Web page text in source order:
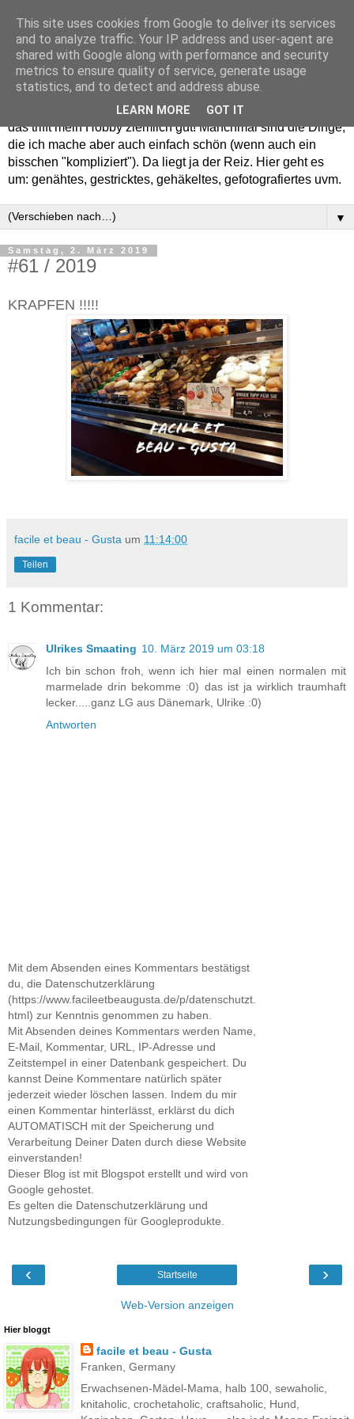
Willkommen in meinem "Wohnzimmer". Einfach und schön -
das trifft mein Hobby ziemlich gut! Manchmal sind die Dinge,
die ich mache aber auch einfach schön (wenn auch ein
bisschen "kompliziert"). Da liegt ja der Reiz. Hier geht es
um: genähtes, gestricktes, gehäkeltes, gefotografiertes uvm.
▼
Samstag, 2. März 2019
#61 / 2019
KRAPFEN !!!!!
facile et beau - Gusta um 11:14:00
Teilen
1 Kommentar:
Ulrikes Smaating 10. März 2019 um 03:18
Ich bin schon froh, wenn ich hier mal einen normalen mit
marmelade drin bekomme :0) das ist ja wirklich traumhaft
lecker.....ganz LG aus Dänemark, Ulrike :0)
Antworten
Mit dem Absenden eines Kommentars bestätigst
du, die Datenschutzerklärung
(https://www.facileetbeaugusta.de/p/datenschutzt.
html) zur Kenntnis genommen zu haben.
Mit Absenden deines Kommentars werden Name,
E-Mail, Kommentar, URL, IP-Adresse und
Zeitstempel in einer Datenbank gespeichert. Du
kannst Deine Kommentare natürlich später
jederzeit wieder löschen lassen. Indem du mir
einen Kommentar hinterlässt, erklärst du dich
AUTOMATISCH mit der Speicherung und
Verarbeitung Deiner Daten durch diese Website
einverstanden!
Dieser Blog ist mit Blogspot erstellt und wird von
Google gehostet.
Es gelten die Datenschutzerklärung und
Nutzungsbedingungen für Googleprodukte.
‹ ›
Startseite
Web-Version anzeigen
Hier bloggt
facile et beau - Gusta
Franken, Germany
Erwachsenen-Mädel-Mama, halb 100, sewaholic,
knitaholic, crochetaholic, craftsaholic, Hund,
This site uses cookies from Google to deliver its services
and to analyze traffic. Your IP address and user-agent are
shared with Google along with performance and security
metrics to ensure quality of service, generate usage
statistics, and to detect and address abuse.
LEARN MORE GOT IT